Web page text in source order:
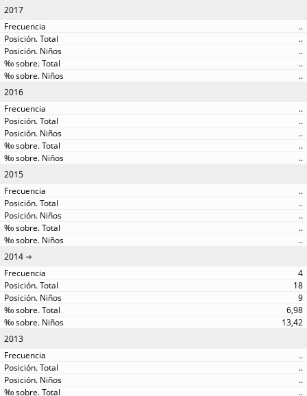
2017
..
..
..
..
..
2016
..
..
..
..
..
2015
..
..
..
..
..
2014
4
18
9
6,98
13,42
2013
..
..
..
..